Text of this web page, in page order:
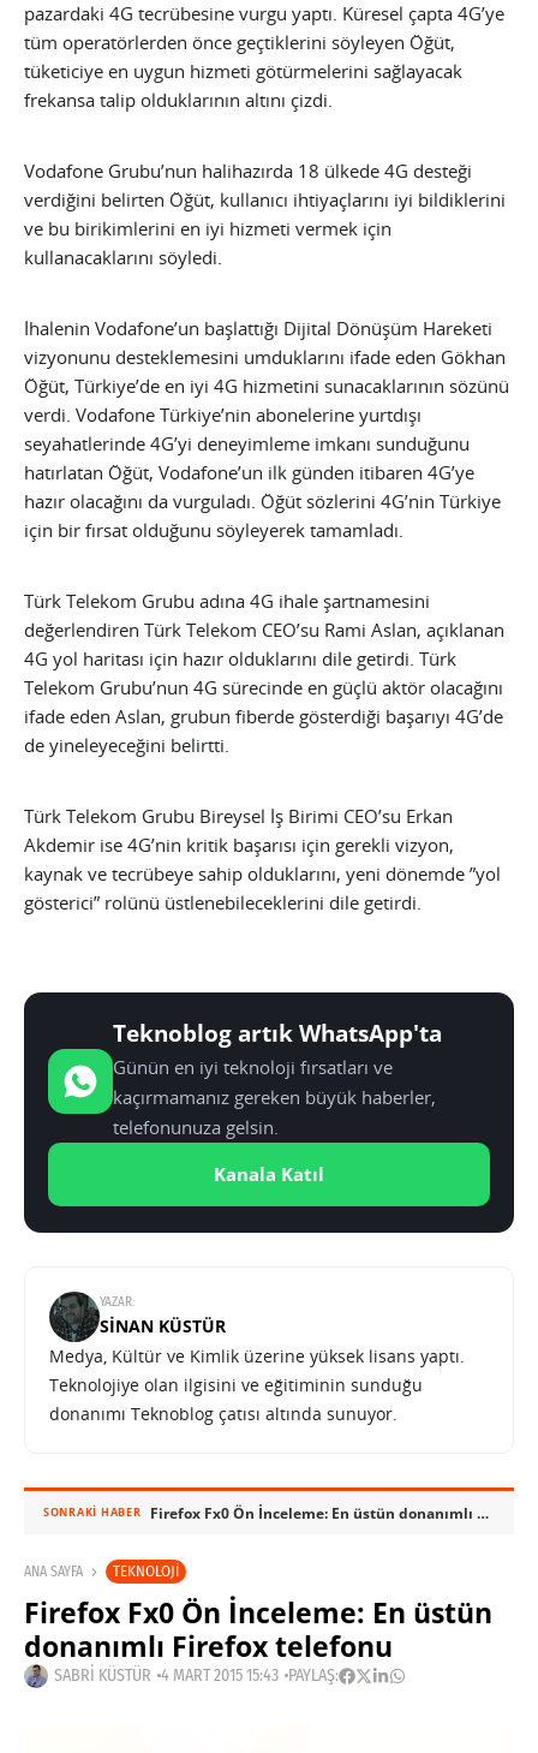
pazardaki 4G tecrübesine vurgu yaptı. Küresel çapta 4G’ye
tüm operatörlerden önce geçtiklerini söyleyen Öğüt,
tüketiciye en uygun hizmeti götürmelerini sağlayacak
frekansa talip olduklarının altını çizdi.
Vodafone Grubu’nun halihazırda 18 ülkede 4G desteği
verdiğini belirten Öğüt, kullanıcı ihtiyaçlarını iyi bildiklerini
ve bu birikimlerini en iyi hizmeti vermek için
kullanacaklarını söyledi.
İhalenin Vodafone’un başlattığı Dijital Dönüşüm Hareketi
vizyonunu desteklemesini umduklarını ifade eden Gökhan
Öğüt, Türkiye’de en iyi 4G hizmetini sunacaklarının sözünü
verdi. Vodafone Türkiye’nin abonelerine yurtdışı
seyahatlerinde 4G’yi deneyimleme imkanı sunduğunu
hatırlatan Öğüt, Vodafone’un ilk günden itibaren 4G’ye
hazır olacağını da vurguladı. Öğüt sözlerini 4G’nin Türkiye
için bir fırsat olduğunu söyleyerek tamamladı.
Türk Telekom Grubu adına 4G ihale şartnamesini
değerlendiren Türk Telekom CEO’su Rami Aslan, açıklanan
4G yol haritası için hazır olduklarını dile getirdi. Türk
Telekom Grubu’nun 4G sürecinde en güçlü aktör olacağını
ifade eden Aslan, grubun fiberde gösterdiği başarıyı 4G’de
de yineleyeceğini belirtti.
Türk Telekom Grubu Bireysel İş Birimi CEO’su Erkan
Akdemir ise 4G’nin kritik başarısı için gerekli vizyon,
kaynak ve tecrübeye sahip olduklarını, yeni dönemde ”yol
gösterici” rolünü üstlenebileceklerini dile getirdi.
Teknoblog artık WhatsApp'ta
Günün en iyi teknoloji fırsatları ve
kaçırmamanız gereken büyük haberler,
telefonunuza gelsin.
Kanala Katıl
YAZAR:
SINAN KÜSTÜR
Medya, Kültür ve Kimlik üzerine yüksek lisans yaptı.
Teknolojiye olan ilgisini ve eğitiminin sunduğu
donanımı Teknoblog çatısı altında sunuyor.
SONRAKI HABER Firefox Fx0 Ön İnceleme: En üstün donanımlı Firefox telefonu
ANA SAYFA TEKNOLOJI
Firefox Fx0 Ön İnceleme: En üstün
donanımlı Firefox telefonu
SABRI KÜSTÜR 4 MART 2015 15:43 PAYLAŞ: